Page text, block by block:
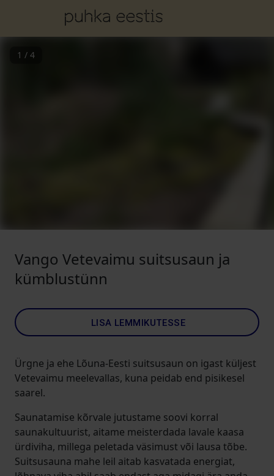
1 / 4
Vango Vetevaimu suitsusaun ja
kümblustünn
LISA LEMMIKUTESSE
Ürgne ja ehe Lõuna-Eesti suitsusaun on igast küljest
Vetevaimu meelevallas, kuna peidab end pisikesel
saarel.
Saunatamise kõrvale jutustame soovi korral
saunakultuurist, aitame meisterdada lavale kaasa
ürdiviha, millega peletada väsimust või lausa tõbe.
Suitsusauna mahe leil aitab kasvatada energiat,